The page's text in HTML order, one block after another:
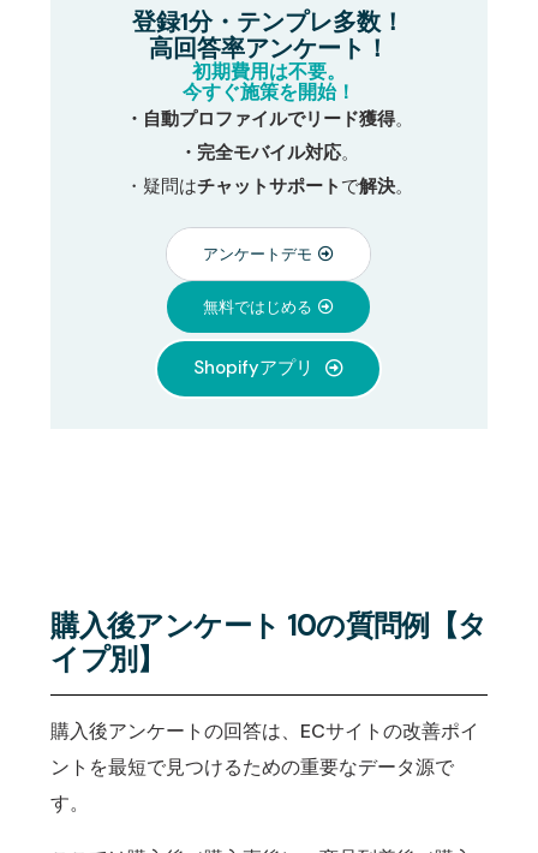
登録1分・テンプレ多数！
高回答率アンケート！
初期費用は不要。
今すぐ施策を開始！
・自動プロファイルでリード獲得。
・完全モバイル対応。
・疑問はチャットサポート で解決。
アンケートデモ
無料ではじめる
Shopifyアプリ
購入後アンケート 10の質問例【タ
イプ別】
購入後アンケートの回答は、ECサイトの改善ポイ
ントを最短で見つけるための重要なデータ源で
す。